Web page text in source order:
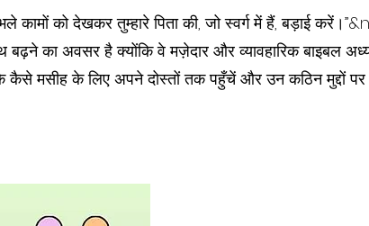
कामों को देखकर तुम्हारे पिता की, जो स्वर्ग में हैं, बड़ाई
बढ़ने का अवसर है क्योंकि वे मज़ेदार और व्यावहारिक बाइबल
कैसे मसीह के लिए अपने दोस्तों तक पहुँचें और उन कठिन मुद्दों